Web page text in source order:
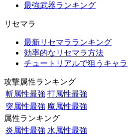
最強武器ランキング
リセマラ
最新リセマラランキング
効率的なリセマラ方法
チュートリアルで狙うキャラ
攻撃属性ランキング
斬属性最強 打属性最強
突属性最強 魔属性最強
属性ランキング
炎属性最強 水属性最強